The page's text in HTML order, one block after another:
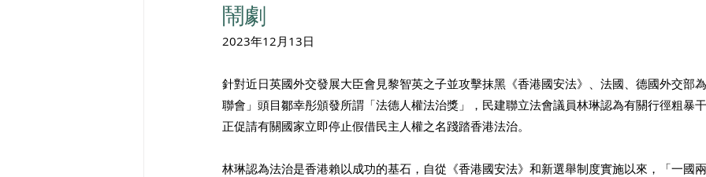
民建聯報告及建議書
議會監察 區議會
鬧劇
2023年12月13日
針對近日英國外交發展大臣會見黎智英之子並攻擊抹黑《香港國安法》、法國、德國外交部
聯會」頭目鄒幸彤頒發所謂「法德人權法治獎」，民建聯立法會議員林琳認為有關行徑粗暴
正促請有關國家立即停止假借民主人權之名踐踏香港法治。
林琳認為法治是香港賴以成功的基石，自從《香港國安法》和新選舉制度實施以來，「一國